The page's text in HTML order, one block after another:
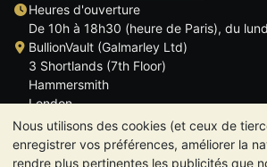
Nous utilisons des cookies (et ceux de
enregistrer vos préférences, améliorer la
rendre plus pertinentes les publicités que
Heures d'ouverture
De 10h à 18h30 (heure de Paris), du
BullionVault (Galmarley Ltd)
3 Shortlands (7th Floor)
Hammersmith
London
W6 8DA
ROYAUME UNI